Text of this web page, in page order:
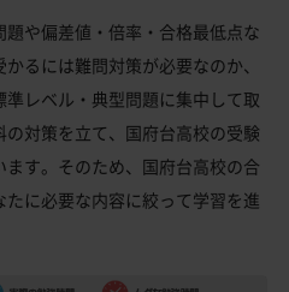
や偏差値・倍率・合格最低点な
るには難問対策が必要なのか、
レベル・典型問題に集中して取
対策を立て、国府台高校の受験
す。そのため、国府台高校の合
に必要な内容に絞って学習を進